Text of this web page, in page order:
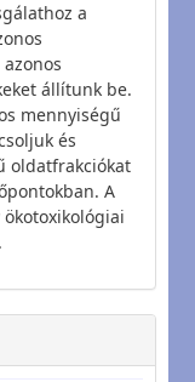
a
állítunk be.
mennyiségű
és
oldatfrakciókat
A